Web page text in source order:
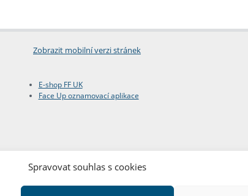
Spravovat souhlas s cookies
Zobrazit mobilní verzi stránek
E-shop FF UK
Face Up oznamovací aplikace